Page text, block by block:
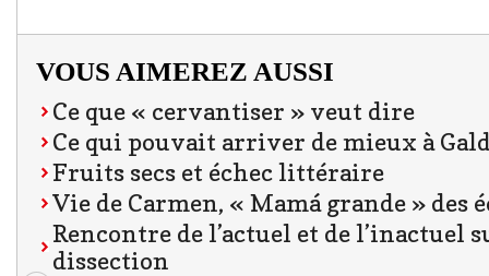
VOUS AIMEREZ AUSSI
Ce que « cervantiser » veut dire
Ce qui pouvait arriver de mieux à
Fruits secs et échec littéraire
Vie de Carmen, « Mamá grande » des
Rencontre de l’actuel et de l’inactuel
dissection